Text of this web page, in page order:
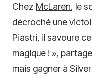
Chez McLaren, le
décroché une
Piastri, il savoure
magique ! »,
mais gagner à